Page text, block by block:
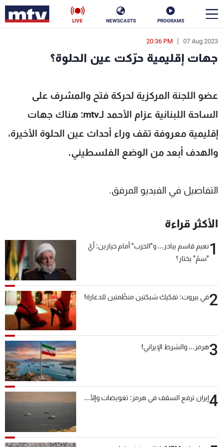
PROGRAMS
NEWSCASTS
LIVE
07 Aug 2023
20:36 PM
جهات إقليمية حرّكت عين الحلوة؟
عضو اللجنة المركزية لحركة فتح والمشرف على
الساحة اللبنانية عزام الأحمد لـmtv: هناك جهات
إقليمية معروفة تقف وراء أحداث عين الحلوة الأخيرة،
والهدف أبعد من الوضع الفلسطيني.
التفاصيل في الفيديو المرفق.
الأكثر قراءة
1نعيم قاسم يبادر... و"الحزب" أمام خيارين: أيّ
"سمّ" يختار؟
2في بيروت: تفكيك شبكتين منظّمتين للدعارة!
3هرمز... والشرط الإيراني!
4إيران ترفع السقف في هرمز: تعويضات وإلّا...
en
الأخبار
سياسة ناس
إقتصاد فن
منوعات رياضة
جدول البرامج
الترددات
لاعلاناتكم
شروط الإسـتخدام
سياسة الخصوصية